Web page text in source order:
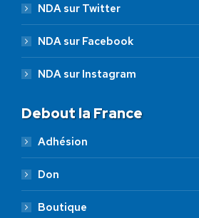
NDA sur Twitter
NDA sur Facebook
NDA sur Instagram
Debout la France
Adhésion
Don
Boutique